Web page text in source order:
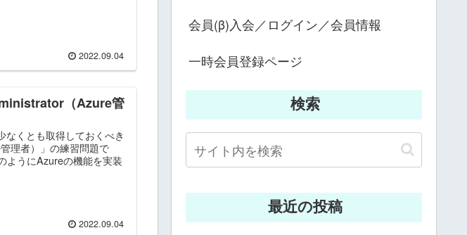
2022.09.04
（Azure管
くとも取得しておくべき
理者）」の練習問題で
ようにAzureの機能を実装
2022.09.04
会員(β)入会／ログイン／会員情報
一時会員登録ページ
検索
最近の投稿